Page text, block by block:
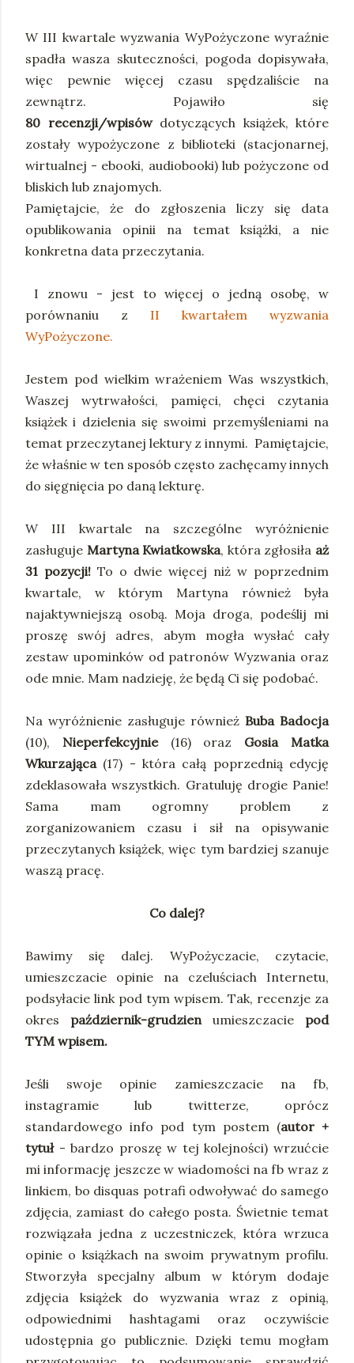
W III kwartale wyzwania WyPożyczone wyraźnie
spadła wasza skuteczności, pogoda dopisywała,
więc pewnie więcej czasu spędzaliście na
zewnątrz. Pojawiło się
80 recenzji/wpisówdotyczących książek, które
zostały wypożyczone z biblioteki (stacjonarnej,
wirtualnej - ebooki, audiobooki) lub pożyczone od
bliskich lub znajomych.
Pamiętajcie, że do zgłoszenia liczy się data
opublikowania opinii na temat książki, a nie
konkretna data przeczytania.
I znowu - jest to więcej o jedną osobę, w
porównaniu z II kwartałem wyzwania
WyPożyczone.
Jestem pod wielkim wrażeniem Was wszystkich,
Waszej wytrwałości, pamięci, chęci czytania
książek i dzielenia się swoimi przemyśleniami na
temat przeczytanej lektury z innymi. Pamiętajcie,
że właśnie w ten sposób często zachęcamy innych
do sięgnięcia po daną lekturę.
W III kwartale na szczególne wyróżnienie
zasługuje Martyna Kwiatkowska, która zgłosiła aż
31 pozycji! To o dwie więcej niż w poprzednim
kwartale, w którym Martyna również była
najaktywniejszą osobą. Moja droga, podeślij mi
proszę swój adres, abym mogła wysłać cały
zestaw upominków od patronów Wyzwania oraz
ode mnie. Mam nadzieję, że będą Ci się podobać.
Na wyróżnienie zasługuje również Buba Badocja
(10), Nieperfekcyjnie(16) oraz Gosia Matka
Wkurzająca(17) - która całą poprzednią edycję
zdeklasowała wszystkich. Gratuluję drogie Panie!
Sama mam ogromny problem z
zorganizowaniem czasu i sił na opisywanie
przeczytanych książek, więc tym bardziej szanuje
waszą pracę.
Co dalej?
Bawimy się dalej. WyPożyczacie, czytacie,
umieszczacie opinie na czeluściach Internetu,
podsyłacie link pod tym wpisem. Tak, recenzje za
okres październik-grudzienumieszczacie pod
TYM wpisem.
Jeśli swoje opinie zamieszczacie na fb,
instagramie lub twitterze, oprócz
standardowego info pod tym postem (autor +
tytuł- bardzo proszę w tej kolejności) wrzućcie
mi informację jeszcze w wiadomości na fb wraz z
linkiem, bo disquas potrafi odwoływać do samego
zdjęcia, zamiast do całego posta. Świetnie temat
rozwiązała jedna z uczestniczek, która wrzuca
opinie o książkach na swoim prywatnym profilu.
Stworzyła specjalny album w którym dodaje
zdjęcia książek do wyzwania wraz z opinią,
odpowiednimi hashtagami oraz oczywiście
udostępnia go publicznie. Dzięki temu mogłam